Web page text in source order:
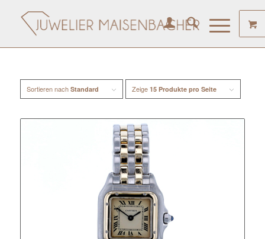
Sortieren nach Standard Zeige 15 Produkte pro Seite